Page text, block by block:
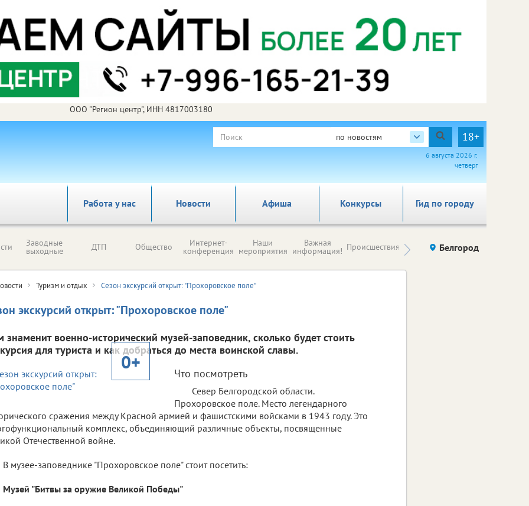
ООО "Регион центр", ИНН 4817003180
по новостям 18+
6 августа 2026 г.
четверг
Работа у нас Новости Афиша Гид по городу
Конкурсы
Заводные
выходные ДТП Общество Интернет-
конференция
Наши
мероприятия
Важная
информация! Происшествия Здоровье компаний (на
правах
Белгород
Туризм и отдых Сезон экскурсий открыт: "Прохоровское поле"
экскурсий открыт: "Прохоровское поле"
знаменит военно-исторический музей-заповедник, сколько будет стоить
для туриста и как добраться до места воинской славы.
0+
Что посмотреть
Север Белгородской области.
Прохоровское поле. Место легендарного
сражения между Красной армией и фашистскими войсками в 1943 году. Это
комплекс, объединяющий различные объекты, посвященные
Отечественной войне.
В музее-заповеднике "Прохоровское поле" стоит посетить:
Музей "Битвы за оружие Великой Победы"